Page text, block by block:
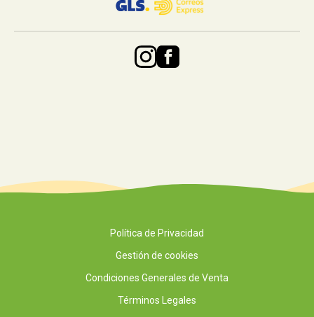
Política de Privacidad
Gestión de cookies
Condiciones Generales de Venta
Términos Legales